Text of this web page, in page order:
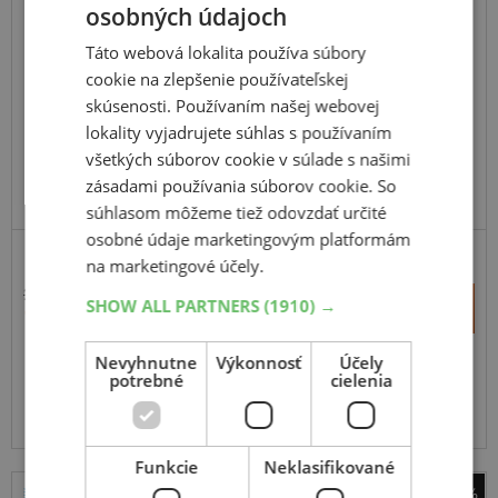
201,60 €
171,00 €
SKLADOM Expedujeme do 2 prac. dní
Centrálny sklad 2 ks.
-29%
osobných údajoch
Táto webová lokalita používa súbory
cookie na zlepšenie používateľskej
skúsenosti. Používaním našej webovej
lokality vyjadrujete súhlas s používaním
všetkých súborov cookie v súlade s našimi
zásadami používania súborov cookie. So
súhlasom môžeme tiež odovzdať určité
osobné údaje marketingovým platformám
na marketingové účely.
SHOW ALL PARTNERS(1910) →
Nevyhnutne
potrebné
Výkonnosť
Účely
cielenia
Funkcie Neklasifikované